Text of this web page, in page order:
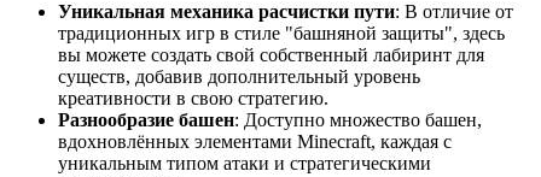
Уникальная механика расчистки пути: В отличие от
традиционных игр в стиле "башняной защиты", здесь
вы можете создать свой собственный лабиринт для
существ, добавив дополнительный уровень
креативности в свою стратегию.
Разнообразие башен: Доступно множество башен,
вдохновлённых элементами Minecraft, каждая с
уникальным типом атаки и стратегическими